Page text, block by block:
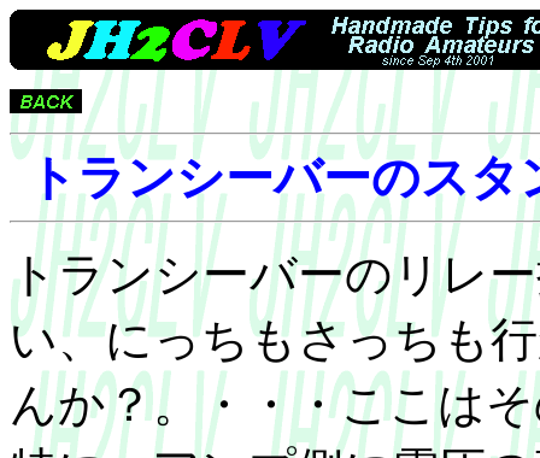
トランシーバーのス
トランシーバーのリレ
い、にっちもさっちも
んか？。・・・ここは